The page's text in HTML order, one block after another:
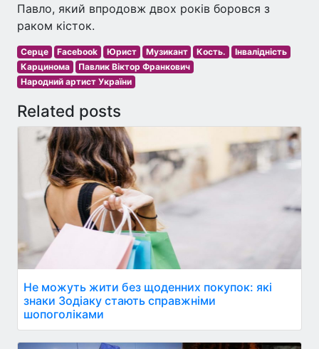
Павло, який впродовж двох років боровся з
раком кісток.
Серце Facebook Юрист Музикант Кость.
Інвалідність
Карцинома
Павлик Віктор Франкович
Народний артист України
Related posts
Не можуть жити без щоденних покупок: які
знаки Зодіаку стають справжніми
шопоголіками